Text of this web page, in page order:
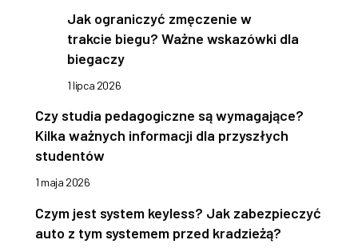
Jak ograniczyć zmęczenie w
trakcie biegu? Ważne wskazówki dla
biegaczy
1 lipca 2026
Czy studia pedagogiczne są wymagające?
Kilka ważnych informacji dla przyszłych
studentów
1 maja 2026
Czym jest system keyless? Jak zabezpieczyć
auto z tym systemem przed kradzieżą?